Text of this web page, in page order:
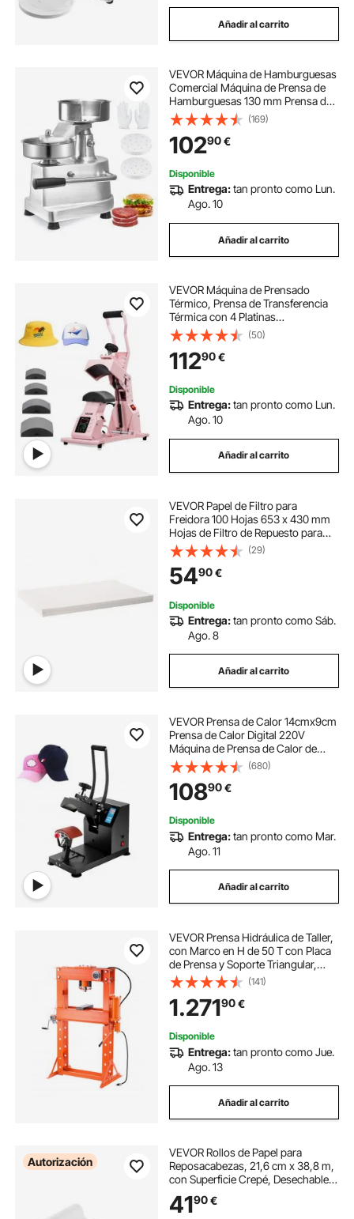
Añadir al carrito
VEVOR Máquina de Hamburguesas
Comercial Máquina de Prensa de
Hamburguesas 130 mm Prensa de
Hamburguesas de Acero Inoxidable
para Formar Carne 1000 PCS de
Papel para Hamburguesas Prensa
de Hamburguesas
(169)
10290€
Disponible
Entrega:tan pronto como Lun.
Ago. 10
Añadir al carrito
VEVOR Máquina de Prensado
Térmico, Prensa de Transferencia
Térmica con 4 Platinas
Intercambiables, Control Preciso de
Tiempo y Temperatura, Máquina de
Sublimación HTV para Gorras,
Diademas, Rosa
(50)
11290€
Disponible
Entrega:tan pronto como Lun.
Ago. 10
Añadir al carrito
VEVOR Papel de Filtro para
Freidora 100 Hojas 653 x 430 mm
Hojas de Filtro de Repuesto para
Freidora Comercial de 55 L para
Restaurante, Tienda de Comida
Rápida, Puesto de Concesión de
Carnaval
(29)
5490€
Disponible
Entrega:tan pronto como Sáb.
Ago. 8
Añadir al carrito
VEVOR Prensa de Calor 14cmx9cm
Prensa de Calor Digital 220V
Máquina de Prensa de Calor de
Transferencia 0-399 ° C Prensa
Térmica para Sublimación para
(680)
10890€
Disponible
Entrega:tan pronto como Mar.
Ago. 11
Añadir al carrito
VEVOR Prensa Hidráulica de Taller,
con Marco en H de 50 T con Placa
de Prensa y Soporte Triangular,
para Piso de Garaje Estable con
Válvula Alivio, Apta para Doblar y
Enderezar, 1380 x 800 x 1735 mm
(141)
1.27190€
Disponible
Entrega:tan pronto como Jue.
Ago. 13
Añadir al carrito
Autorización
VEVOR Rollos de Papel para
Reposacabezas, 21,6 cm x 38,8 m,
con Superficie Crepé, Desechable
para Reposacabezas con
Protección, para Mesas de Masaje,
4190€